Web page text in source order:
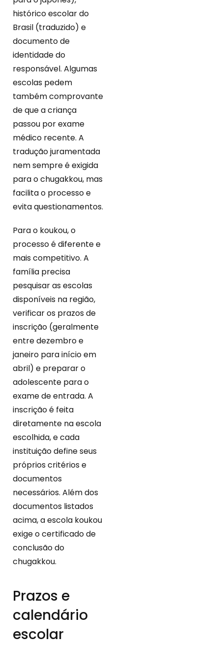
histórico escolar do
Brasil (traduzido) e
documento de
identidade do
responsável. Algumas
escolas pedem
também comprovante
de que a criança
passou por exame
médico recente. A
tradução juramentada
nem sempre é exigida
para o chugakkou, mas
facilita o processo e
evita questionamentos.
Para o koukou, o
processo é diferente e
mais competitivo. A
família precisa
pesquisar as escolas
disponíveis na região,
verificar os prazos de
inscrição (geralmente
entre dezembro e
janeiro para início em
abril) e preparar o
adolescente para o
exame de entrada. A
inscrição é feita
diretamente na escola
escolhida, e cada
instituição define seus
próprios critérios e
documentos
necessários. Além dos
documentos listados
acima, a escola koukou
exige o certificado de
conclusão do
chugakkou.
Prazos e
calendário
escolar